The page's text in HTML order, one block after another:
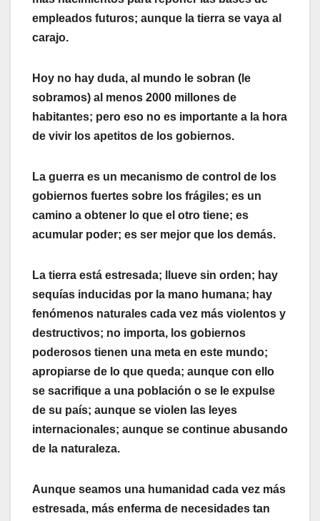
empleados futuros; aunque la tierra se vaya al
carajo.
Hoy no hay duda, al mundo le sobran (le
sobramos) al menos 2000 millones de
habitantes; pero eso no es importante a la hora
de vivir los apetitos de los gobiernos.
La guerra es un mecanismo de control de los
gobiernos fuertes sobre los frágiles; es un
camino a obtener lo que el otro tiene; es
acumular poder; es ser mejor que los demás.
La tierra está estresada; llueve sin orden; hay
sequías inducidas por la mano humana; hay
fenómenos naturales cada vez más violentos y
destructivos; no importa, los gobiernos
poderosos tienen una meta en este mundo;
apropiarse de lo que queda; aunque con ello
se sacrifique a una población o se le expulse
de su país; aunque se violen las leyes
internacionales; aunque se continue abusando
de la naturaleza.
Aunque seamos una humanidad cada vez más
estresada, más enferma de necesidades tan